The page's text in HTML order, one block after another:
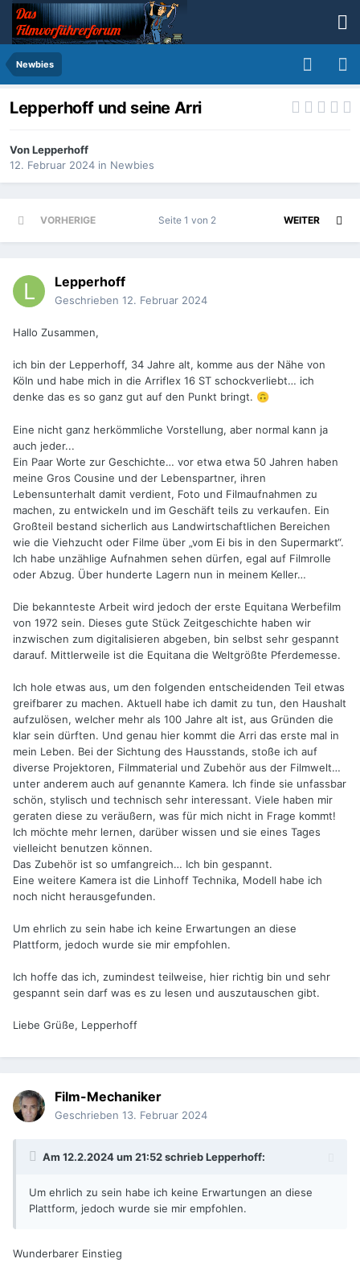
Newbies
Lepperhoff und seine Arri
VonLepperhoff
12. Februar 2024 in Newbies
VORHERIGE WEITER
Seite 1 von 2
Lepperhoff
Geschrieben 12. Februar 2024
Hallo Zusammen,
ich bin der Lepperhoff, 34 Jahre alt, komme aus der Nähe von
Köln und habe mich in die Arriflex 16 ST schockverliebt… ich
denke das es so ganz gut auf den Punkt bringt. 🙃
Eine nicht ganz herkömmliche Vorstellung, aber normal kann ja
auch jeder...
Ein Paar Worte zur Geschichte… vor etwa etwa 50 Jahren haben
meine Gros Cousine und der Lebenspartner, ihren
Lebensunterhalt damit verdient, Foto und Filmaufnahmen zu
machen, zu entwickeln und im Geschäft teils zu verkaufen. Ein
Großteil bestand sicherlich aus Landwirtschaftlichen Bereichen
wie die Viehzucht oder Filme über „vom Ei bis in den Supermarkt“.
Ich habe unzählige Aufnahmen sehen dürfen, egal auf Filmrolle
oder Abzug. Über hunderte Lagern nun in meinem Keller…
Die bekannteste Arbeit wird jedoch der erste Equitana Werbefilm
von 1972 sein. Dieses gute Stück Zeitgeschichte haben wir
inzwischen zum digitalisieren abgeben, bin selbst sehr gespannt
darauf. Mittlerweile ist die Equitana die Weltgrößte Pferdemesse.
Ich hole etwas aus, um den folgenden entscheidenden Teil etwas
greifbarer zu machen. Aktuell habe ich damit zu tun, den Haushalt
aufzulösen, welcher mehr als 100 Jahre alt ist, aus Gründen die
klar sein dürften. Und genau hier kommt die Arri das erste mal in
mein Leben. Bei der Sichtung des Hausstands, stoße ich auf
diverse Projektoren, Filmmaterial und Zubehör aus der Filmwelt…
unter anderem auch auf genannte Kamera. Ich finde sie unfassbar
schön, stylisch und technisch sehr interessant. Viele haben mir
geraten diese zu veräußern, was für mich nicht in Frage kommt!
Ich möchte mehr lernen, darüber wissen und sie eines Tages
vielleicht benutzen können.
Das Zubehör ist so umfangreich… Ich bin gespannt.
Eine weitere Kamera ist die Linhoff Technika, Modell habe ich
noch nicht herausgefunden.
Um ehrlich zu sein habe ich keine Erwartungen an diese
Plattform, jedoch wurde sie mir empfohlen.
Ich hoffe das ich, zumindest teilweise, hier richtig bin und sehr
gespannt sein darf was es zu lesen und auszutauschen gibt.
Liebe Grüße, Lepperhoff
Film-Mechaniker
Geschrieben 13. Februar 2024
Am 12.2.2024 um 21:52 schriebLepperhoff:
Um ehrlich zu sein habe ich keine Erwartungen an diese
Plattform, jedoch wurde sie mir empfohlen.
Wunderbarer Einstieg